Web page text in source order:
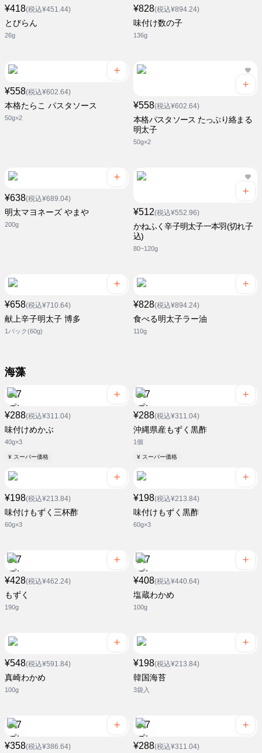
¥418(税込¥451.44)
とびらん
26g
¥828(税込¥894.24)
味付け数の子
136g
¥558(税込¥602.64)
本格たらこ パスタソース
50g×2
¥558(税込¥602.64)
本格パスタソース たっぷり絡まる
明太子
50g×2
¥638(税込¥689.04)
明太マヨネーズ やまや
200g
¥512(税込¥552.96)
かねふく辛子明太子一本羽(切れ子
込)
80~120g
¥658(税込¥710.64)
献上辛子明太子 博多
1パック(60g)
¥828(税込¥894.24)
食べる明太子ラー油
110g
海藻
¥288(税込¥311.04)
味付けめかぶ
40g×3
¥ スーパー価格
¥288(税込¥311.04)
沖縄県産もずく黒酢
1個
¥ スーパー価格
¥198(税込¥213.84)
味付けもずく三杯酢
60g×3
¥198(税込¥213.84)
味付けもずく黒酢
60g×3
¥428(税込¥462.24)
もずく
190g
¥408(税込¥440.64)
塩蔵わかめ
100g
¥548(税込¥591.84)
真崎わかめ
100g
¥198(税込¥213.84)
韓国海苔
3袋入
¥358(税込¥386.64) ¥288(税込¥311.04)